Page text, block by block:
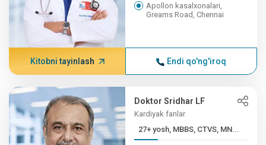
Apollon kasalxonalari,
Greams Road, Chennai
Kitobni tayinlash Endi qo'ng'iroq
Doktor Sridhar LF
Kardiyak fanlar
27+ yosh, MBBS, CTVS, MN...